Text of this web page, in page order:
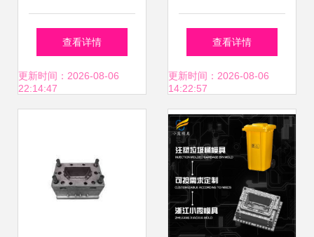
子厂塑料模具生产
与应用
查看详情
更新时间：2026-08-06
22:14:47
胶模具 技术与市场
前景
查看详情
更新时间：2026-08-06
14:22:57